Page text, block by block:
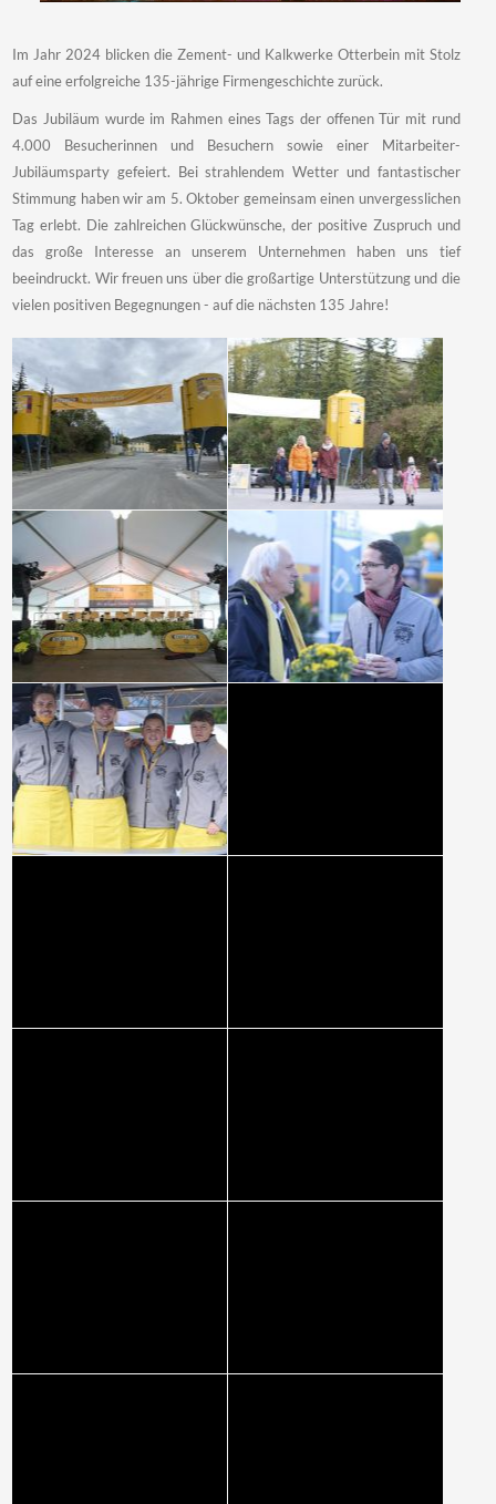
Im Jahr 2024 blicken die Zement- und Kalkwerke Otterbein mit Stolz
auf eine erfolgreiche 135-jährige Firmengeschichte zurück.
Das Jubiläum wurde im Rahmen eines Tags der offenen Tür mit rund
4.000 Besucherinnen und Besuchern sowie einer Mitarbeiter-
Jubiläumsparty gefeiert. Bei strahlendem Wetter und fantastischer
Stimmung haben wir am 5. Oktober gemeinsam einen unvergesslichen
Tag erlebt. Die zahlreichen Glückwünsche, der positive Zuspruch und
das große Interesse an unserem Unternehmen haben uns tief
beeindruckt. Wir freuen uns über die großartige Unterstützung und die
vielen positiven Begegnungen - auf die nächsten 135 Jahre!